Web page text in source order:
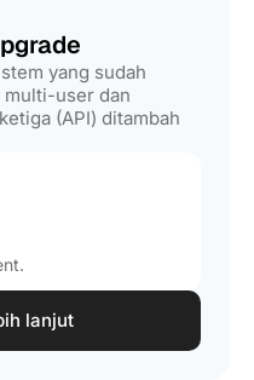
yang sudah
multi-user dan
(API) ditambah
lanjut